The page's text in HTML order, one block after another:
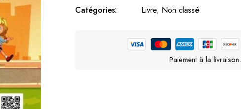
Catégories:
Livre, Non classé
Paiement à la livraison.